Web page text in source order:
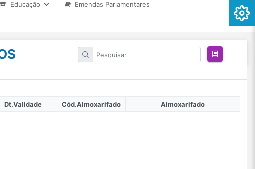
Educação Emendas Parlamentares
Dt.Validade Cód.Almoxarifado
Almoxarifado